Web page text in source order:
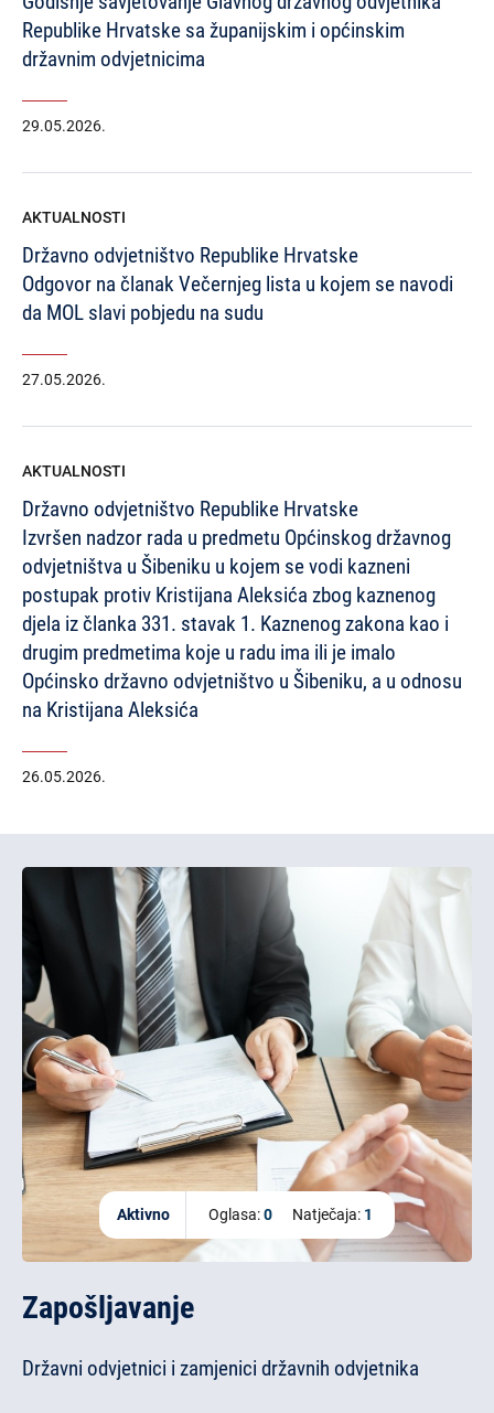
Republike Hrvatske sa županijskim i općinskim
državnim odvjetnicima
29.05.2026.
AKTUALNOSTI
Državno odvjetništvo Republike Hrvatske
Odgovor na članak Večernjeg lista u kojem se navodi
da MOL slavi pobjedu na sudu
27.05.2026.
AKTUALNOSTI
Državno odvjetništvo Republike Hrvatske
Izvršen nadzor rada u predmetu Općinskog državnog
odvjetništva u Šibeniku u kojem se vodi kazneni
postupak protiv Kristijana Aleksića zbog kaznenog
djela iz članka 331. stavak 1. Kaznenog zakona kao i
drugim predmetima koje u radu ima ili je imalo
Općinsko državno odvjetništvo u Šibeniku, a u odnosu
na Kristijana Aleksića
26.05.2026.
Aktivno Oglasa:0 Natječaja: 1
Zapošljavanje
Državni odvjetnici i zamjenici državnih odvjetnika